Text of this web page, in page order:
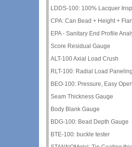
LDDS-100: 100% Lacquer
CPA: Can Bead + Height +
EPA - Sanitary End Profile
Score Residual Gauge
ALT-100 Axial Load Crush
RLT-100: Radial Load
BEO-100: Pressure, Easy
Seam Thickness Gauge
Body Blank Gauge
BDG-100: Bead Depth Gauge
BTE-100: buckle tester